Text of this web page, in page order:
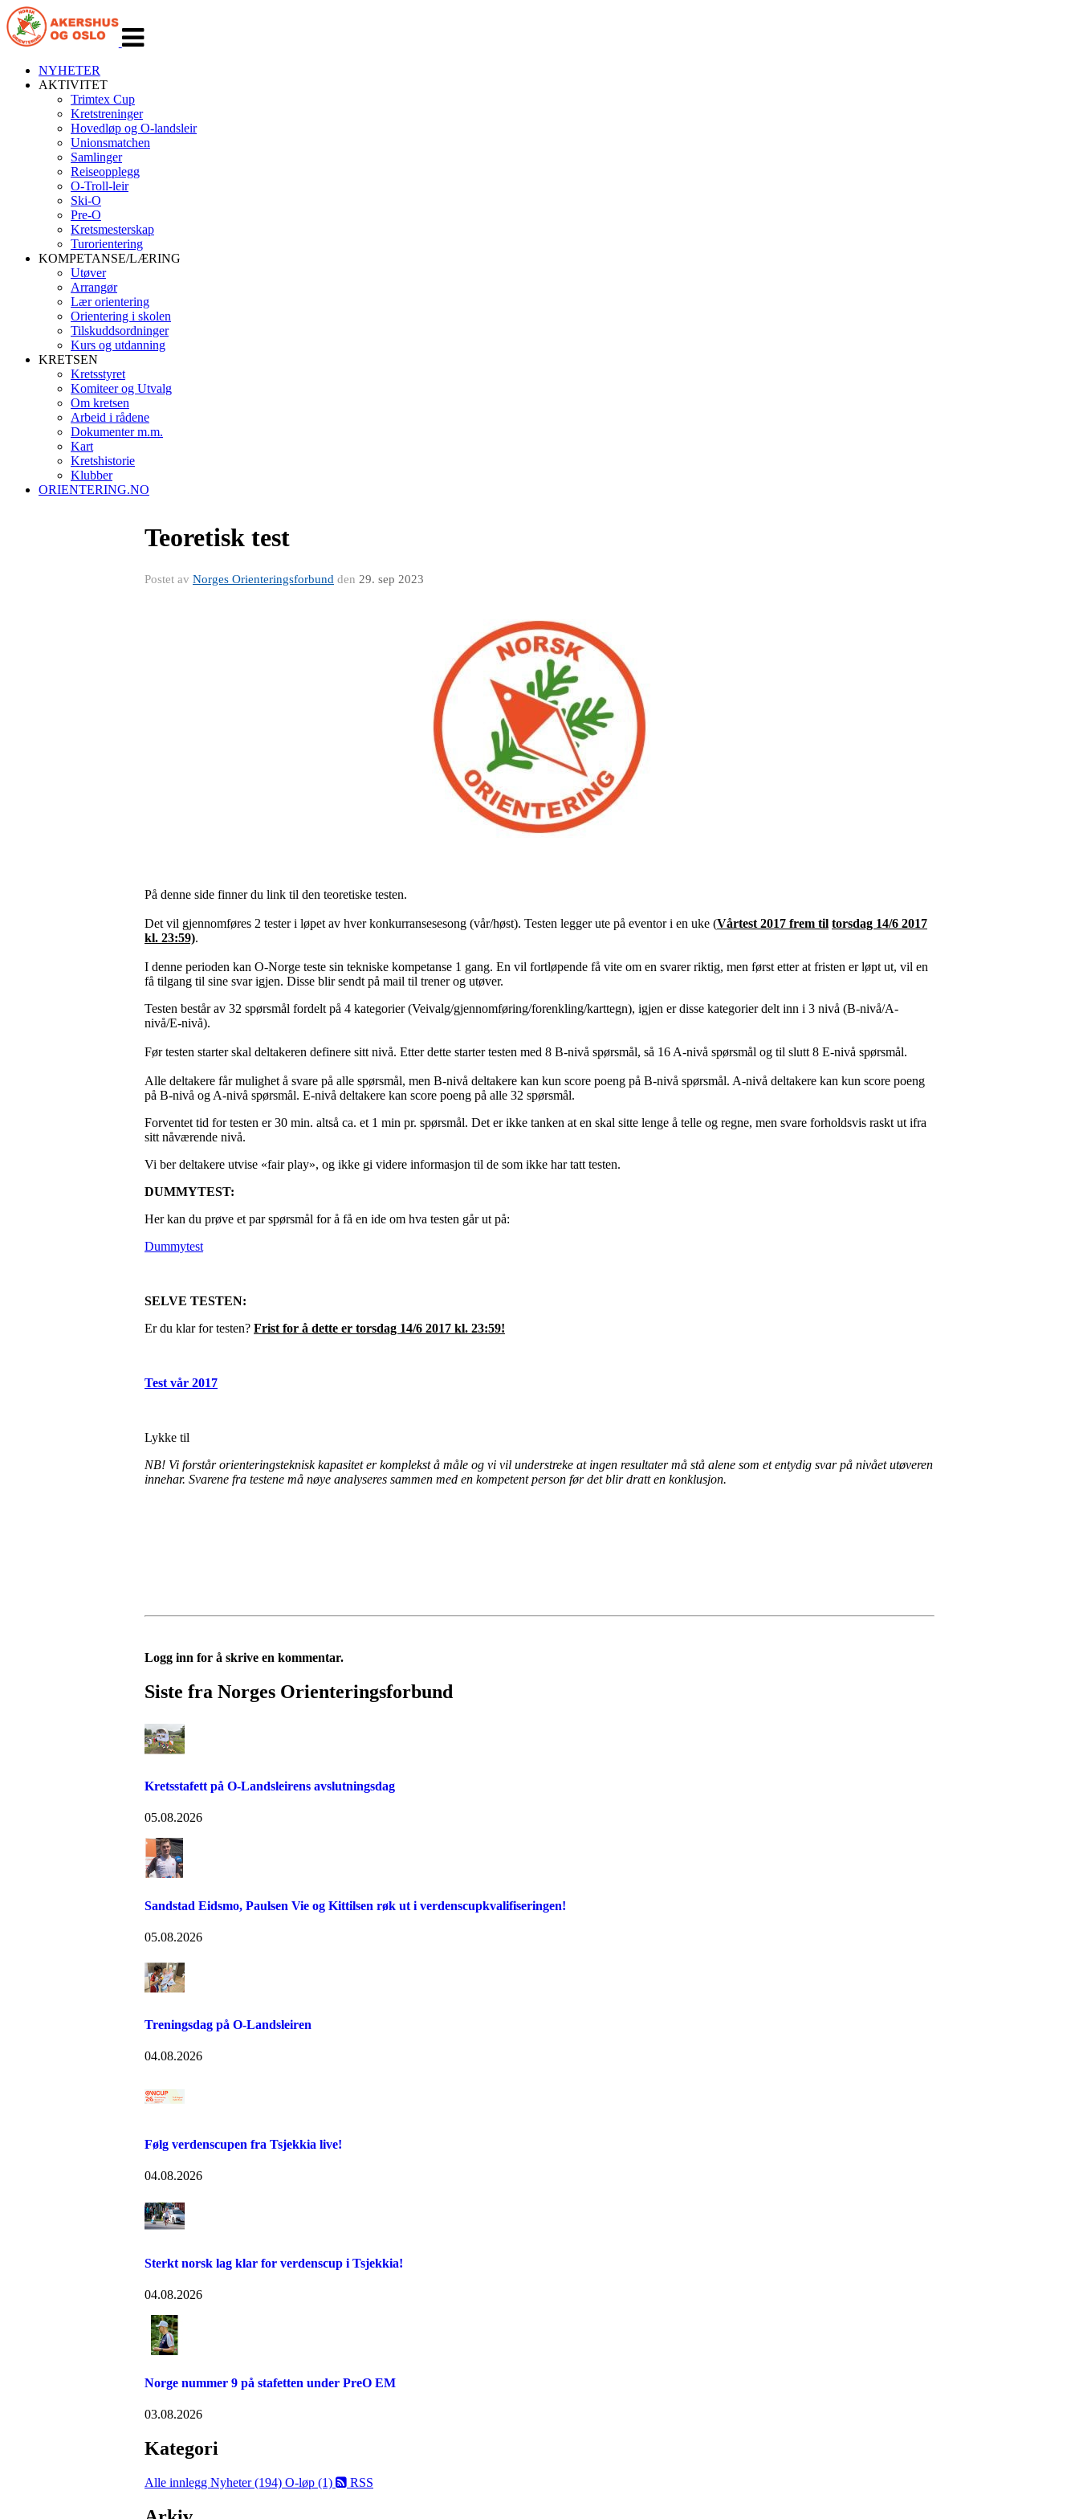
navigasjon
NYHETER
AKTIVITET
Trimtex Cup
Kretstreninger
Hovedløp og O-landsleir
Unionsmatchen
Samlinger
Reiseopplegg
O-Troll-leir
Ski-O
Pre-O
Kretsmesterskap
Turorientering
KOMPETANSE/LÆRING
Utøver
Arrangør
Lær orientering
Orientering i skolen
Tilskuddsordninger
Kurs og utdanning
KRETSEN
Kretsstyret
Komiteer og Utvalg
Om kretsen
Arbeid i rådene
Dokumenter m.m.
Kart
Kretshistorie
Klubber
ORIENTERING.NO
Teoretisk test
Postet av Norges Orienteringsforbund den 29. sep 2023
På denne side finner du link til den teoretiske testen.
Det vil gjennomføres 2 tester i løpet av hver konkurransesesong (vår/høst). Testen legger ute på eventor i en uke (Vårtest 2017 frem til torsdag 14/6 2017
kl. 23:59).
I denne perioden kan O-Norge teste sin tekniske kompetanse 1 gang. En vil fortløpende få vite om en svarer riktig, men først etter at fristen er løpt ut, vil en
få tilgang til sine svar igjen. Disse blir sendt på mail til trener og utøver.
Testen består av 32 spørsmål fordelt på 4 kategorier (Veivalg/gjennomføring/forenkling/karttegn), igjen er disse kategorier delt inn i 3 nivå (B-nivå/A-
nivå/E-nivå).
Før testen starter skal deltakeren definere sitt nivå. Etter dette starter testen med 8 B-nivå spørsmål, så 16 A-nivå spørsmål og til slutt 8 E-nivå spørsmål.
Alle deltakere får mulighet å svare på alle spørsmål, men B-nivå deltakere kan kun score poeng på B-nivå spørsmål. A-nivå deltakere kan kun score poeng
på B-nivå og A-nivå spørsmål. E-nivå deltakere kan score poeng på alle 32 spørsmål.
Forventet tid for testen er 30 min. altså ca. et 1 min pr. spørsmål. Det er ikke tanken at en skal sitte lenge å telle og regne, men svare forholdsvis raskt ut ifra
sitt nåværende nivå.
Vi ber deltakere utvise «fair play», og ikke gi videre informasjon til de som ikke har tatt testen.
DUMMYTEST:
Her kan du prøve et par spørsmål for å få en ide om hva testen går ut på:
Dummytest
SELVE TESTEN:
Er du klar for testen? Frist for å dette er torsdag 14/6 2017 kl. 23:59!
Test vår 2017
Lykke til
NB! Vi forstår orienteringsteknisk kapasitet er komplekst å måle og vi vil understreke at ingen resultater må stå alene som et entydig svar på nivået utøveren
innehar. Svarene fra testene må nøye analyseres sammen med en kompetent person før det blir dratt en konklusjon.
Logg inn for å skrive en kommentar.
Siste fra Norges Orienteringsforbund
Kretsstafett på O-Landsleirens avslutningsdag
05.08.2026
Sandstad Eidsmo, Paulsen Vie og Kittilsen røk ut i verdenscupkvalifiseringen!
05.08.2026
Treningsdag på O-Landsleiren
04.08.2026
Følg verdenscupen fra Tsjekkia live!
04.08.2026
Sterkt norsk lag klar for verdenscup i Tsjekkia!
04.08.2026
Norge nummer 9 på stafetten under PreO EM
03.08.2026
Kategori
Alle innlegg Nyheter (194) O-løp (1) RSS